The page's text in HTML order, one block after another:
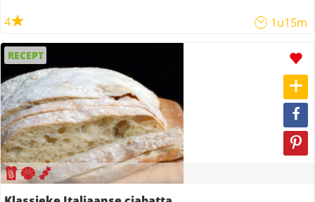
4 1u15m
RECEPT